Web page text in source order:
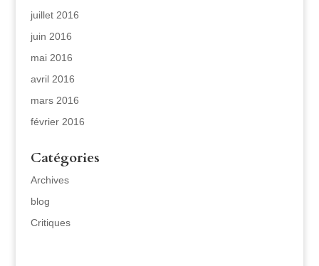
juillet 2016
juin 2016
mai 2016
avril 2016
mars 2016
février 2016
Catégories
Archives
blog
Critiques